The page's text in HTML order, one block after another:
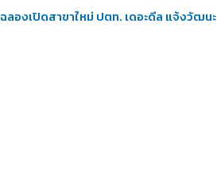
ฉลองเปิดสาขาใหม่ ปตท. เดอะดีล แจ้งวัฒนะ